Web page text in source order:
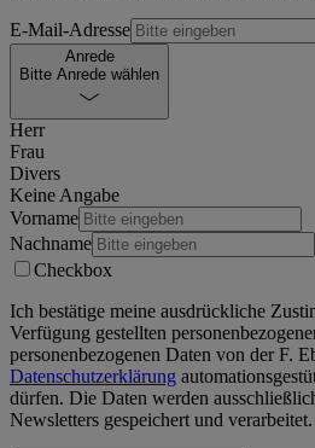
E-Mail-Adresse
Anrede
Bitte Anrede wählen
Herr
Frau
Divers
Keine Angabe
Vorname
Nachname
Checkbox
Ich bestätige meine ausdrückliche
Verfügung gestellten
personenbezogenen Daten von derF.
Datenschutzerklärung
dürfen. Die Daten werden
Newsletters gespeichert und verarbeitet.